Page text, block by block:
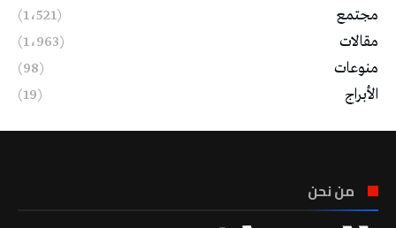
مجتمع
(1٬521)
مقالات
(1٬963)
منوعات
(98)
الأبراج
(19)
من نحن